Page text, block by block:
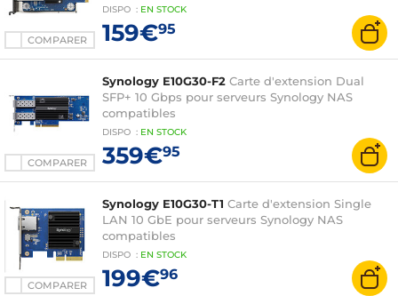
COMPARER
DISPO : EN STOCK
159€95
COMPARER
Synology E10G30-F2 Carte d'extension Dual
SFP+ 10 Gbps pour serveurs Synology NAS
compatibles
DISPO : EN STOCK
359€95
COMPARER
Synology E10G30-T1 Carte d'extension Single
LAN 10 GbE pour serveurs Synology NAS
compatibles
DISPO : EN STOCK
199€96